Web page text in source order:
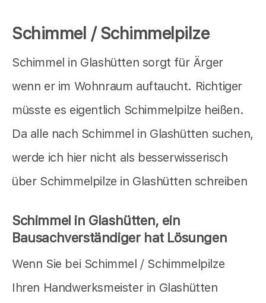
Schimmel / Schimmelpilze
Schimmel in Glashütten sorgt für Ärger
wenn er im Wohnraum auftaucht. Richtiger
müsste es eigentlich Schimmelpilze heißen.
Da alle nach Schimmel in Glashütten suchen,
werde ich hier nicht als besserwisserisch
über Schimmelpilze in Glashütten schreiben
Schimmel in Glashütten, ein
Bausachverständiger hat Lösungen
Wenn Sie bei Schimmel / Schimmelpilze
Ihren Handwerksmeister in Glashütten